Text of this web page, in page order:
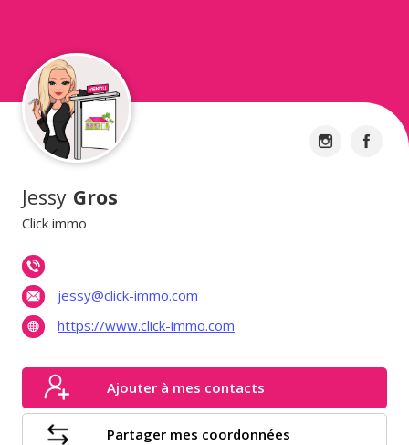
Jessy Gros
Click immo
jessy@click-immo.com
https://www.click-immo.com
Ajouter à mes contacts
Partager mes coordonnées